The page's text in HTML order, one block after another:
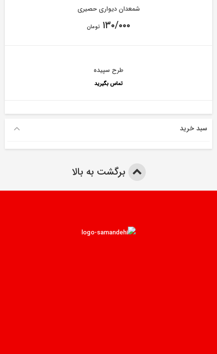
شمعدان دیواری حصیری
۱۳۰/۰۰۰ تومان
طرح سپیده
تماس بگیرید
سبد خرید
برگشت به بالا